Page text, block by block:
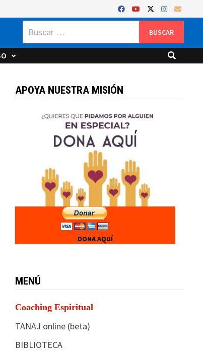
Buscar:
APOYA NUESTRA MISIÓN
DONA AQUÍ
MENÚ
Coaching Espiritual
TANAJ online (beta)
BIBLIOTECA